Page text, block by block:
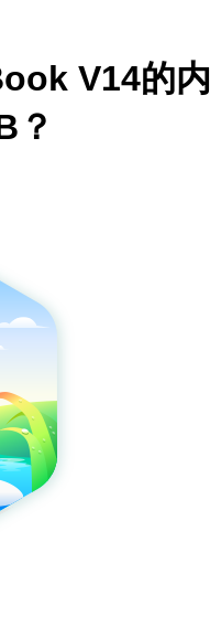
V14的内
？